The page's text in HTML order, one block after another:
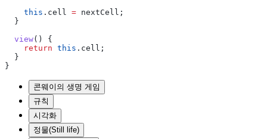
this .cell = nextCell;
}
view() {
return this .cell;
}
}
콘웨이의 생명 게임
규칙
시각화
정물(Still life)